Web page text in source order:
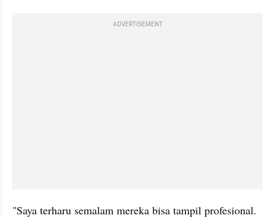
ADVERTISEMENT
"Saya terharu semalam mereka bisa tampil profesional.